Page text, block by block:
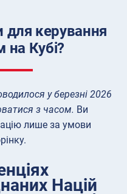
для керування
на Кубі?
у березні 2026
з часом. Ви
лише за умови
Націй